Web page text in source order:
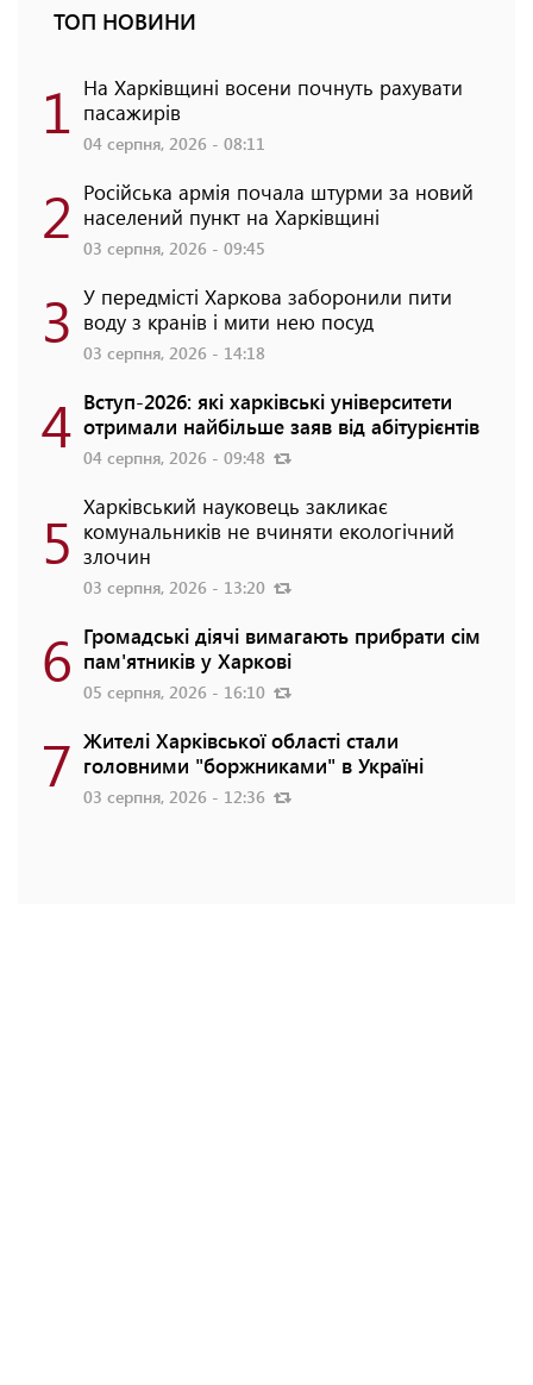
ТОП НОВИНИ
1 На Харківщині восени почнуть рахувати
пасажирів
04 серпня, 2026 - 08:11
2 Російська армія почала штурми за новий
населений пункт на Харківщині
03 серпня, 2026 - 09:45
3 У передмісті Харкова заборонили пити
воду з кранів і мити нею посуд
03 серпня, 2026 - 14:18
4 Вступ-2026: які харківські університети
отримали найбільше заяв від абітурієнтів
04 серпня, 2026 - 09:48
5 Харківський науковець закликає
комунальників не вчиняти екологічний
злочин
03 серпня, 2026 - 13:20
6 Громадські діячі вимагають прибрати сім
пам'ятників у Харкові
05 серпня, 2026 - 16:10
7 Жителі Харківської області стали
головними "боржниками" в Україні
03 серпня, 2026 - 12:36